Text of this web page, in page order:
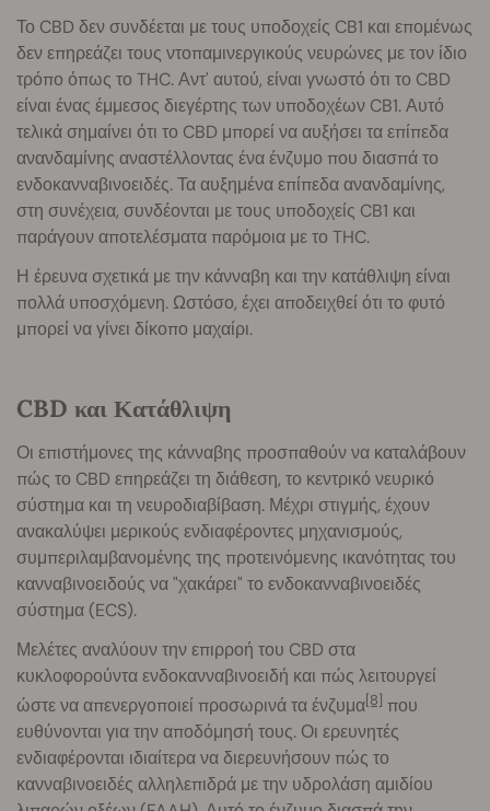
Το CBD δεν συνδέεται με τους υποδοχείς CB1 και επομένως
δεν επηρεάζει τους ντοπαμινεργικούς νευρώνες με τον ίδιο
τρόπο όπως το THC. Αντ' αυτού, είναι γνωστό ότι το CBD
είναι ένας έμμεσος διεγέρτης των υποδοχέων CB1. Αυτό
τελικά σημαίνει ότι το CBD μπορεί να αυξήσει τα επίπεδα
ανανδαμίνης αναστέλλοντας ένα ένζυμο που διασπά το
ενδοκανναβινοειδές. Τα αυξημένα επίπεδα ανανδαμίνης,
στη συνέχεια, συνδέονται με τους υποδοχείς CB1 και
παράγουν αποτελέσματα παρόμοια με το THC.
Η έρευνα σχετικά με την κάνναβη και την κατάθλιψη είναι
πολλά υποσχόμενη. Ωστόσο, έχει αποδειχθεί ότι το φυτό
μπορεί να γίνει δίκοπο μαχαίρι.
CBD και Κατάθλιψη
Οι επιστήμονες της κάνναβης προσπαθούν να καταλάβουν
πώς το CBD επηρεάζει τη διάθεση, το κεντρικό νευρικό
σύστημα και τη νευροδιαβίβαση. Μέχρι στιγμής, έχουν
ανακαλύψει μερικούς ενδιαφέροντες μηχανισμούς,
συμπεριλαμβανομένης της προτεινόμενης ικανότητας του
κανναβινοειδούς να "χακάρει" το ενδοκανναβινοειδές
σύστημα (ECS).
Μελέτες αναλύουν την επιρροή του CBD στα
κυκλοφορούντα ενδοκανναβινοειδή και πώς λειτουργεί
ώστε να απενεργοποιεί προσωρινά τα ένζυμα[8] που
ευθύνονται για την αποδόμησή τους. Οι ερευνητές
ενδιαφέρονται ιδιαίτερα να διερευνήσουν πώς το
κανναβινοειδές αλληλεπιδρά με την υδρολάση αμιδίου